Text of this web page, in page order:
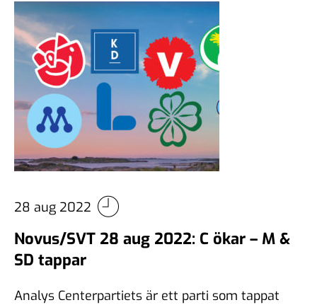
28 aug 2022
Novus/SVT 28 aug 2022: C ökar – M &
SD tappar
Analys Centerpartiets är ett parti som tappat